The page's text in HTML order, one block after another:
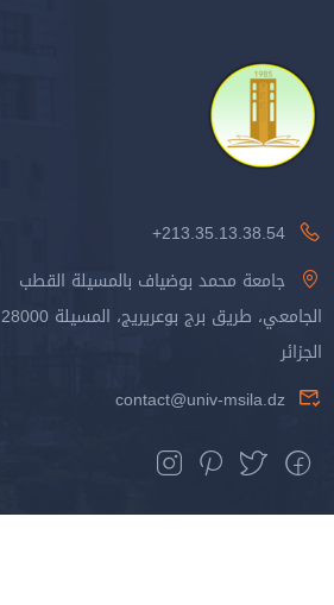
213.35.13.38.54+
جامعة محمد بوضياف بالمسيلة القطب
الجامعي، طريق برج بوعريريج، المسيلة 28000
الجزائر
contact@univ-msila.dz